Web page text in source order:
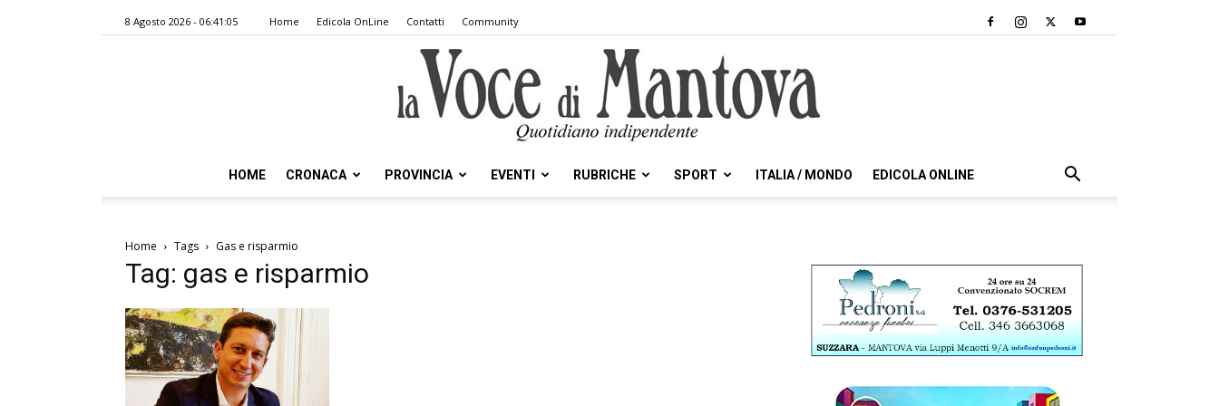
8 Agosto 2026 - 06:41:05 Home Edicola OnLine Contatti Community
HOME CRONACA PROVINCIA EVENTI RUBRICHE SPORT ITALIA / MONDO EDICOLA ONLINE
Home Tags Gas e risparmio
Tag: gas e risparmio